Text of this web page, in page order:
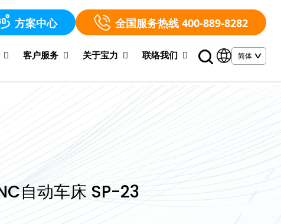
方案中心 全国服务热线 400-889-8282
客户服务 关于宝力 联络我们
自动车床 SP-23